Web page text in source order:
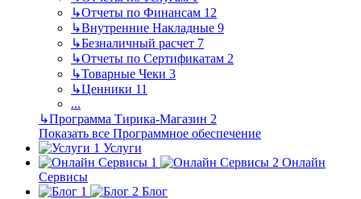
↳Отчеты по Финансам 12
↳Внутренние Накладные 9
↳Безналичный расчет 7
↳Отчеты по Сертификатам 2
↳Товарные Чеки 3
↳Ценники 11
...
↳Программа Тирика-Магазин 2
Показать все Программное обеспечение
Услуги
Онлайн
Сервисы
Блог